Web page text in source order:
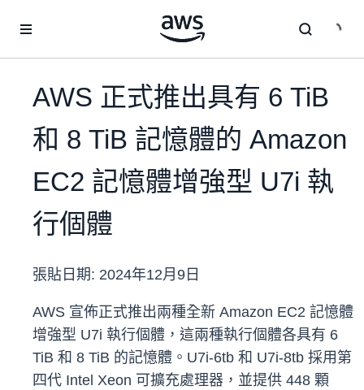
AWS 正式推出具有 6 TiB
和 8 TiB 記憶體的 Amazon
EC2 記憶體增強型 U7i 執
行個體
張貼日期: 2024年12月9日
AWS 宣佈正式推出兩種全新 Amazon EC2 記憶體
增強型 U7i 執行個體，這兩種執行個體各具有 6
TiB 和 8 TiB 的記憶體。U7i-6tb 和 U7i-8tb 採用第
四代 Intel Xeon 可擴充處理器，並提供 448 顆